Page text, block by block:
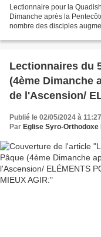
Lectionnaire pour la
Dimanche après la
nombre des disciples
Lectionnaires du
(4ème Dimanche
de l'Ascension/
RÉFLÉCHIR,
Publié le 02/05/2024 à 11:27
Par Eglise Syro-Orthodoxe